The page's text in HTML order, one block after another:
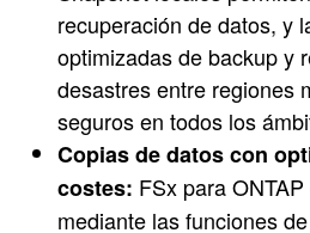
recuperación de datos, y
optimizadas de backup y
desastres entre regiones
seguros en todos los
Copias de datos con
costes: FSx para
mediante las funciones